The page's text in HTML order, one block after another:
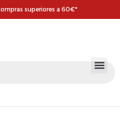
superiores a 60€*